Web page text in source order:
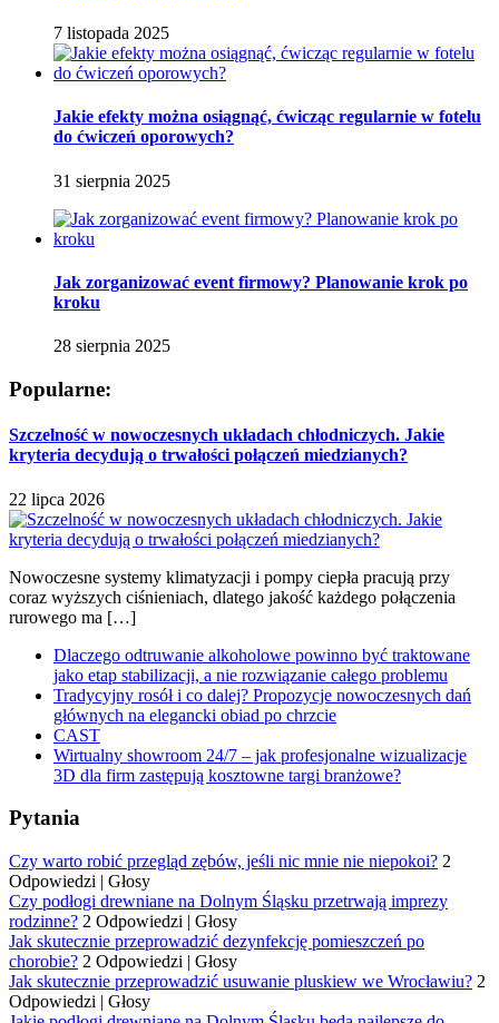
7 listopada 2025
Jakie efekty można osiągnąć, ćwicząc regularnie w fotelu
do ćwiczeń oporowych?
31 sierpnia 2025
Jak zorganizować event firmowy? Planowanie krok po
kroku
28 sierpnia 2025
Popularne:
Szczelność w nowoczesnych układach chłodniczych. Jakie
kryteria decydują o trwałości połączeń miedzianych?
22 lipca 2026
Nowoczesne systemy klimatyzacji i pompy ciepła pracują przy
coraz wyższych ciśnieniach, dlatego jakość każdego połączenia
rurowego ma […]
Dlaczego odtruwanie alkoholowe powinno być traktowane
jako etap stabilizacji, a nie rozwiązanie całego problemu
Tradycyjny rosół i co dalej? Propozycje nowoczesnych dań
głównych na elegancki obiad po chrzcie
CAST
Wirtualny showroom 24/7 – jak profesjonalne wizualizacje
3D dla firm zastępują kosztowne targi branżowe?
Pytania
Czy warto robić przegląd zębów, jeśli nic mnie nie niepokoi? 2
Odpowiedzi | Głosy
Czy podłogi drewniane na Dolnym Śląsku przetrwają imprezy
rodzinne? 2 Odpowiedzi | Głosy
Jak skutecznie przeprowadzić dezynfekcję pomieszczeń po
chorobie? 2 Odpowiedzi | Głosy
Jak skutecznie przeprowadzić usuwanie pluskiew we Wrocławiu? 2
Odpowiedzi | Głosy